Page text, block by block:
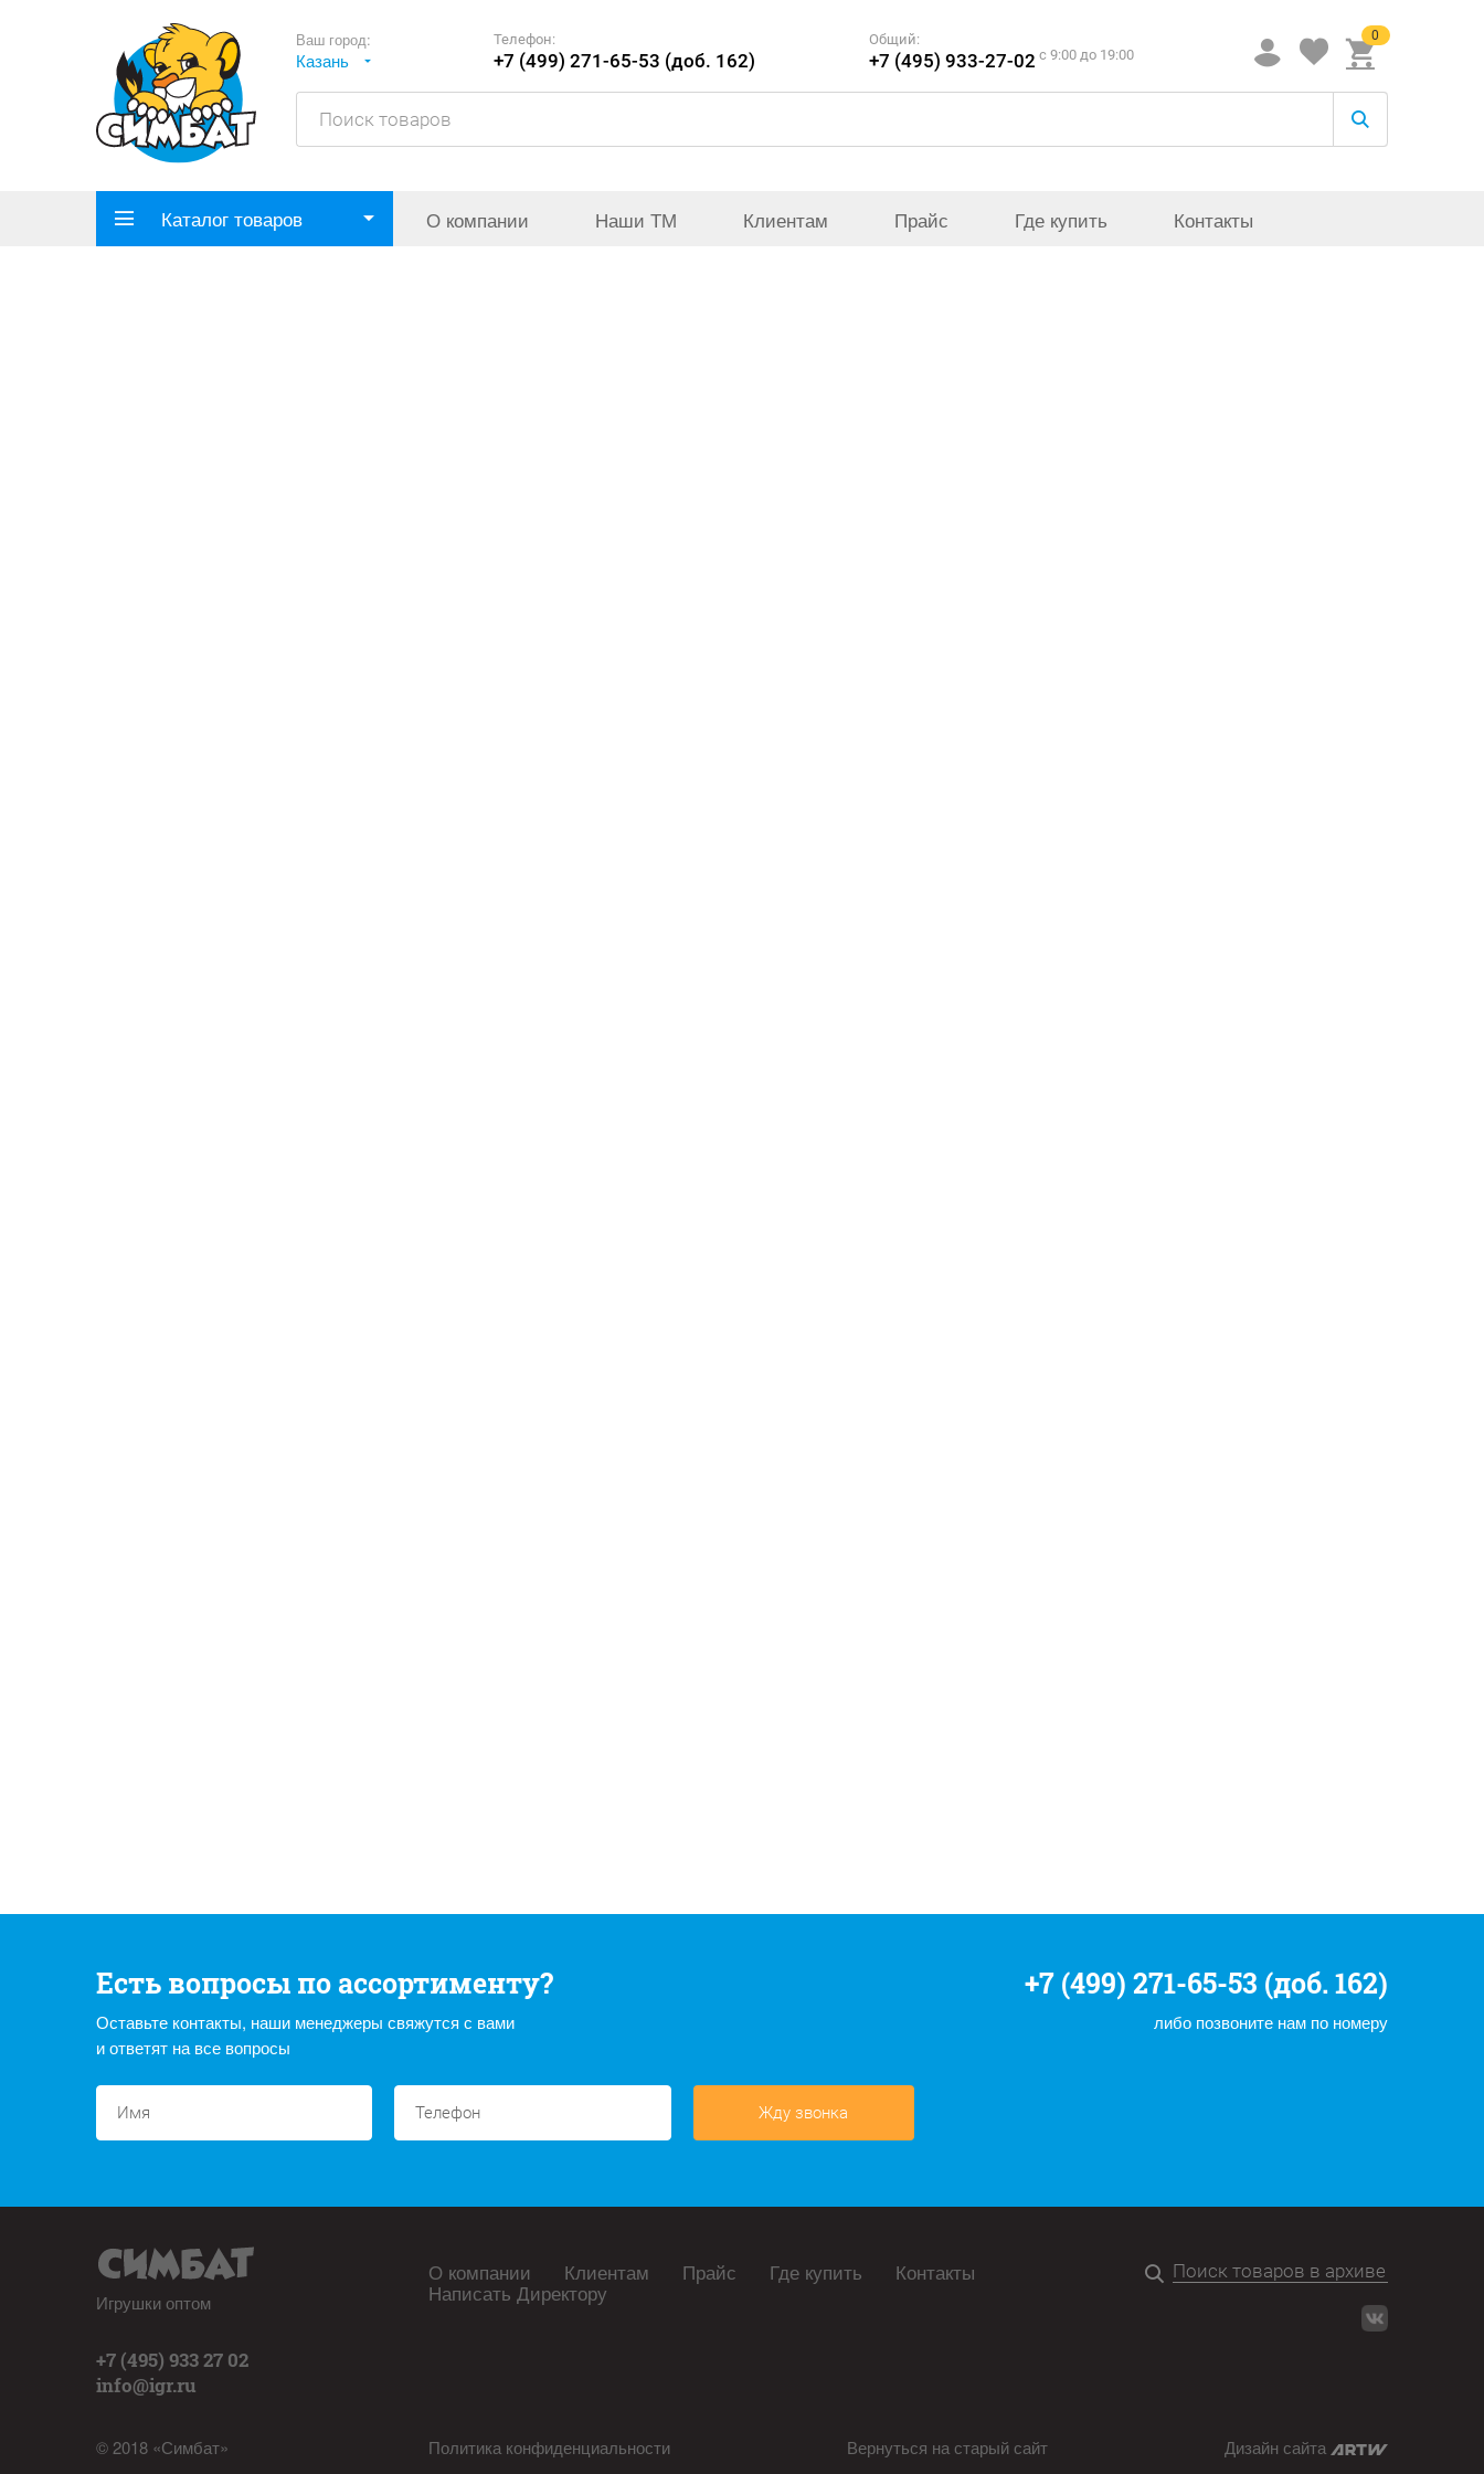
Ваш город:
Казань
Телефон:
+7 (499) 271-65-53 (доб. 162)
Общий:
+7 (495) 933-27-02 c 9:00 до 19:00
0
Каталог товаров О компании Наши ТМ Клиентам Прайс Где купить Контакты
Есть вопросы по ассортименту?
Оставьте контакты, наши менеджеры свяжутся с вами
и ответят на все вопросы
+7 (499) 271-65-53 (доб. 162)
либо позвоните нам по номеру
Жду звонка
Игрушки оптом
+7 (495) 933 27 02
info@igr.ru
© 2018 «Симбат»
О компании Клиентам Прайс Где купить Контакты
Написать Директору
Политика конфиденциальности Вернуться на старый сайт Дизайн сайта